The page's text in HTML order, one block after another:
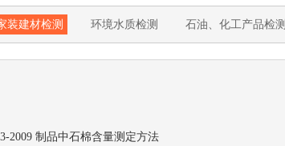
装建材检测 环境水质检测 石油、化工产品检测
矿产、煤炭检测 生活用品分析检测
2009 制品中石棉含量测定方法